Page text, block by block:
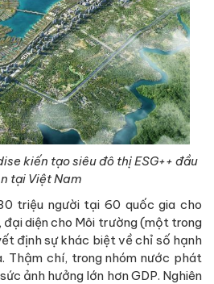
kiến tạo siêu đô thị ESG++ đầu
tại Việt Nam
triệu người tại 60 quốc gia cho
diện cho Môi trường (một trong
định sự khác biệt về chỉ số hạnh
Thậm chí, trong nhóm nước phát
ảnh hưởng lớn hơn GDP. Nghiên